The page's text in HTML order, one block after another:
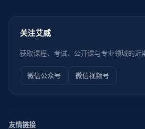
关注艾威
获取课程、考试、公开课与专业领域的近
微信公众号 微信视频号
友情链接